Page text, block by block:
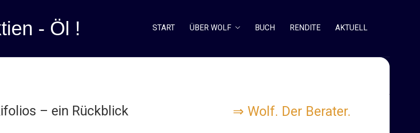
- Öl ! START ÜBER WOLF BUCH RENDITE AKTUELL
– ein Rückblick ⇒ Wolf. Der Berater.